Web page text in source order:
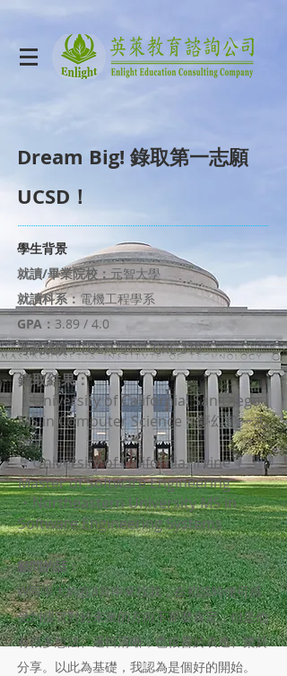
Dream Big! 錄取第一志願
UCSD！
學生背景
就讀/畢業院校：元智大學
就讀科系：電機工程學系
GPA： 3.89 / 4.0
考試成績：TOEFL 91 GRE 319
錄取結果：
・University of California, San Diego
MS in Computer Science（夢幻第一志
願）
・University of California, Irvine
Master of Software Engineering
・Northeastern University MS in
Software Engineering Systems
顧問的話：
​W同學大約在8月中來找我，在初談時便可感
受到儘管對於未來的方向不那麼肯定，但是他
有很多想法、邏輯清晰，也很善於表達、樂於
分享。以此為基礎，我認為是個好的開始。